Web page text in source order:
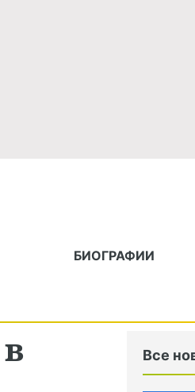
БИОГРАФИИ
Все